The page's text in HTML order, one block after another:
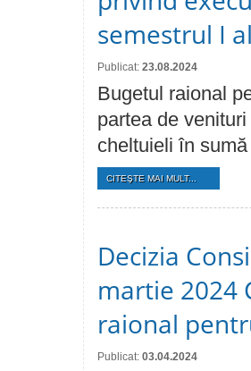
semestrul I
Publicat: 23.08.2024
Bugetul raional
partea de
cheltuieli în
CITEŞTE MAI MULT...
Decizia
martie 2024
raional
Publicat: 03.04.2024